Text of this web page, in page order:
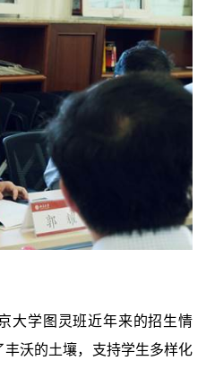
大学图灵班近年来的招生情
沃的土壤，支持学生多样化